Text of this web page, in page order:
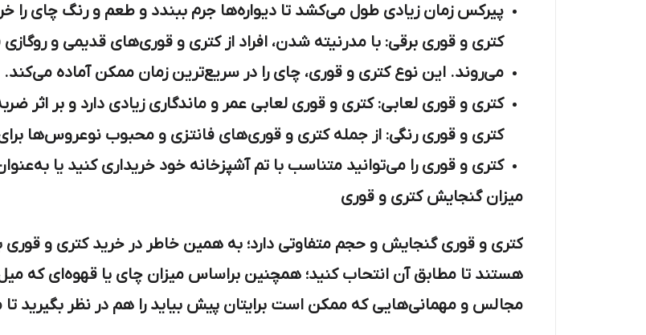
پیرکس زمان زیادی طول می‌کشد تا دیواره‌ها جرم ببندد و طعم و رنگ چای را
کتری و قوری برقی: با مدرنیته شدن، افراد از کتری و قوری‌های قدیمی و
می‌روند. این نوع کتری و قوری، چای را در سریع‌ترین زمان ممکن آماده می‌کند.
کتری و قوری لعابی: کتری و قوری لعابی عمر و ماندگاری زیادی دارد و بر اثر
کتری و قوری رنگی: از جمله کتری و قوری‌های فانتزی و محبوب نوعروس‌ها
کتری و قوری را می‌توانید متناسب با تم آشپزخانه خود خریداری کنید یا
میزان گنجایش کتری و قوری
کتری و قوری گنجایش و حجم متفاوتی دارد؛ به همین خاطر در خرید کتری و قوری
هستند تا مطابق آن انتحاب کنید؛ همچنین براساس میزان چای یا قهوه‌ای که
مجالس و مهمانی‌هایی که ممکن است برایتان پیش بیاید را هم در نظر بگیرید تا